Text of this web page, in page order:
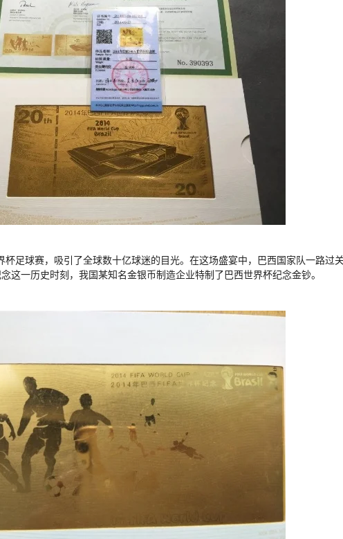
足球赛，吸引了全球数十亿球迷的目光。在这场盛宴中，巴西国家队一路过
这一历史时刻，我国某知名金银币制造企业特制了巴西世界杯纪念金钞。